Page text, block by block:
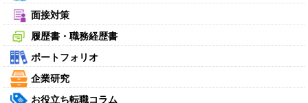
面接対策
履歴書・職務経歴書
ポートフォリオ
企業研究
お役立ち転職コラム